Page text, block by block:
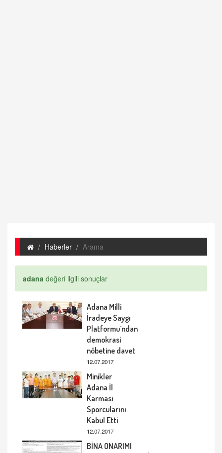
Haberler Arama
adana değeri ilgili sonuçlar
Adana Milli
İradeye Saygı
Platformu’ndan
demokrasi
nöbetine davet
12.07.2017
Minikler
Adana İl
Karması
Sporcularını
Kabul Etti
12.07.2017
BİNA ONARIMI